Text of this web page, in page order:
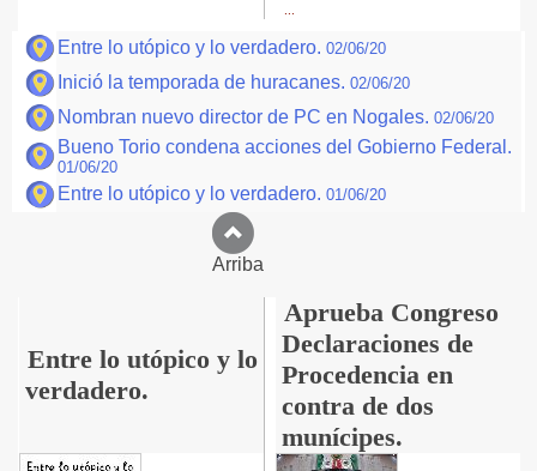
Entre lo utópico y lo verdadero. 02/06/20
Inició la temporada de huracanes. 02/06/20
Nombran nuevo director de PC en Nogales. 02/06/20
Bueno Torio condena acciones del Gobierno Federal.
01/06/20
Entre lo utópico y lo verdadero. 01/06/20
Arriba
Entre lo utópico y lo
verdadero.
Aprueba Congreso
Declaraciones de
Procedencia en
contra de dos
munícipes.